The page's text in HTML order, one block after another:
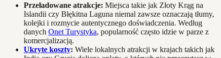
Przeładowane atrakcje: Miejsca takie jak Złoty Krąg na
Islandii czy Błękitna Laguna niemal zawsze oznaczają tłumy,
kolejki i rozmycie autentycznego doświadczenia. Według
danych Onet Turystyka, popularność często idzie w parze z
komercjalizacją.
Ukryte koszty: Wiele lokalnych atrakcji w krajach takich jak